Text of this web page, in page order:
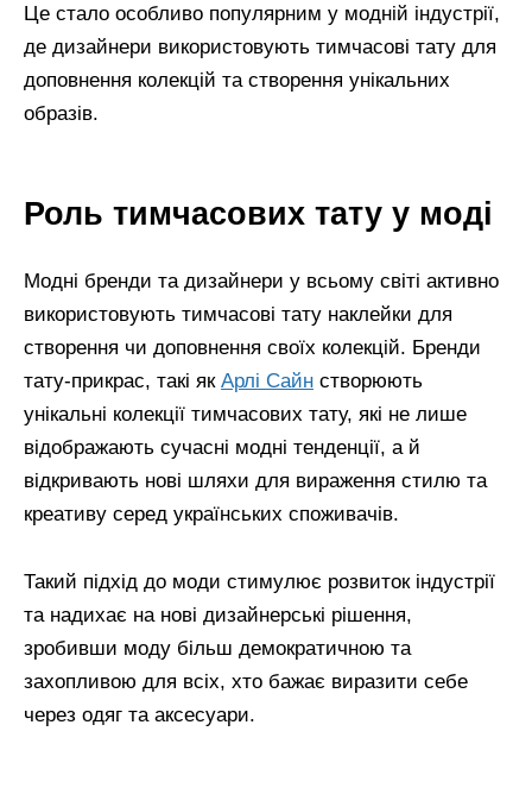
Це стало особливо популярним у модній індустрії,
де дизайнери використовують тимчасові тату для
доповнення колекцій та створення унікальних
образів.
Роль тимчасових тату у моді
Модні бренди та дизайнери у всьому світі активно
використовують тимчасові тату наклейки для
створення чи доповнення своїх колекцій. Бренди
тату-прикрас, такі як Арлі Сайн створюють
унікальні колекції тимчасових тату, які не лише
відображають сучасні модні тенденції, а й
відкривають нові шляхи для вираження стилю та
креативу серед українських споживачів.
Такий підхід до моди стимулює розвиток індустрії
та надихає на нові дизайнерські рішення,
зробивши моду більш демократичною та
захопливою для всіх, хто бажає виразити себе
через одяг та аксесуари.